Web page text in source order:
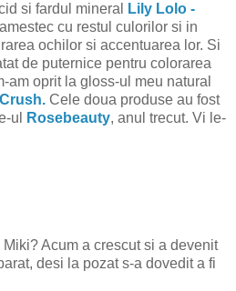
si fardul mineral
Lily Lolo -
cu restul culorilor si in
ochilor si accentuarea lor. Si
de puternice pentru colorarea
am oprit la gloss-ul meu natural
Cele doua produse au fost
ul
Rosebeauty, anul trecut. Vi le-
Acum a crescut si a devenit
desi la pozat s-a dovedit a fi